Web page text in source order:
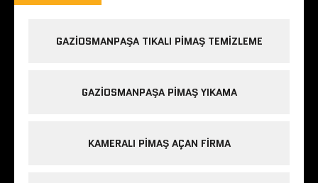
GAZIOSMANPAŞA TIKALI PIMAŞ TEMIZLEME
GAZIOSMANPAŞA PIMAŞ YIKAMA
KAMERALI PIMAŞ AÇAN FIRMA